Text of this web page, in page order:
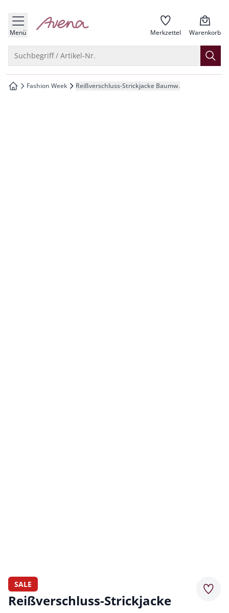
springen
springen
springen
springen
Menü zur Startseite Merkzettel Warenkorb
Suchbegriff / Artikel-Nr.
zur Startseite
Fashion Week Reißverschluss-Strickjacke Baumw.
SALE
Reißverschluss-Strickjacke